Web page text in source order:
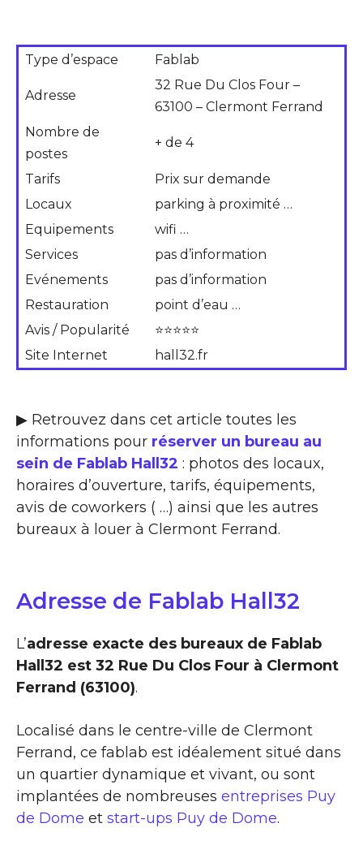
Type d’espace Fablab
Adresse
32 Rue Du Clos Four –
63100 – Clermont Ferrand
Nombre de
postes
+ de 4
Tarifs
Prix sur demande
Locaux
parking à proximité …
Equipements
wifi …
Services
pas d’information
Evénements
pas d’information
Restauration
point d’eau …
Avis / Popularité
⭐⭐⭐⭐⭐
Site Internet
hall32.fr
▶ Retrouvez dans cet article toutes les
informations pour réserver un bureau au
sein de Fablab Hall32 : photos des locaux,
horaires d’ouverture, tarifs, équipements,
avis de coworkers ( …) ainsi que les autres
bureaux à louer à Clermont Ferrand.
Adresse de Fablab Hall32
L’adresse exacte des bureaux de Fablab
Hall32 est 32 Rue Du Clos Four à Clermont
Ferrand (63100).
Localisé dans le centre-ville de Clermont
Ferrand, ce fablab est idéalement situé dans
un quartier dynamique et vivant, ou sont
implantées de nombreuses entreprises Puy
de Dome et start-ups Puy de Dome.